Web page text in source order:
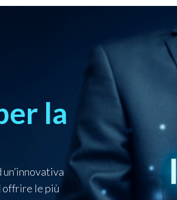
la
offrire le più